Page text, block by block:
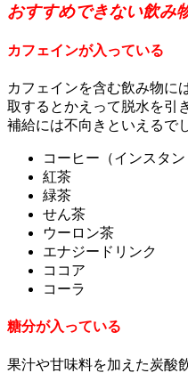
おすすめできない飲み
カフェインが入っている
カフェインを含む飲み物に
取するとかえって脱水を引
補給には不向きといえるで
コーヒー（インスタン
紅茶
緑茶
せん茶
ウーロン茶
エナジードリンク
ココア
コーラ
糖分が入っている
果汁や甘味料を加えた炭酸